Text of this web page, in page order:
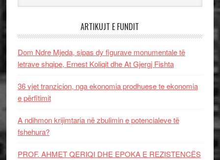
ARTIKUJT E FUNDIT
Dom Ndre Mjeda, sipas dy figurave monumentale të
letrave shqipe, Ernest Koliqit dhe At Gjergj Fishta
36 vjet tranzicion, nga ekonomia prodhuese te ekonomia
e përfitimit
A ndihmon krijimtaria në zbulimin e potencialeve të
fshehura?
PROF. AHMET QERIQI DHE EPOKA E REZISTENCЁS